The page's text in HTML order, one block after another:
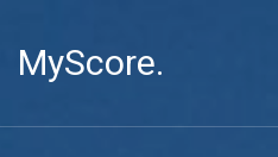
MyScore.